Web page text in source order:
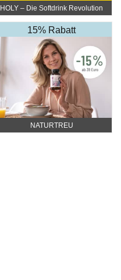
HOLY – Die Softdrink Revolution
15% Rabatt
NATURTREU